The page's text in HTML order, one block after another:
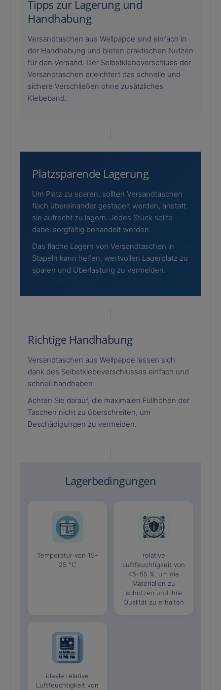
Tipps zur Lagerung und
Handhabung
Versandtaschen aus Wellpappe sind einfach in
der Handhabung und bieten praktischen Nutzen
für den Versand. Der Selbstklebeverschluss der
Versandtaschen erleichtert das schnelle und
sichere Verschließen ohne zusätzliches
Klebeband.
Platzsparende Lagerung
Um Platz zu sparen, sollten Versandtaschen
flach übereinander gestapelt werden, anstatt
sie aufrecht zu lagern. Jedes Stück sollte
dabei sorgfältig behandelt werden.
Das flache Lagern von Versandtaschen in
Stapeln kann helfen, wertvollen Lagerplatz zu
sparen und Überlastung zu vermeiden.
Richtige Handhabung
Versandtaschen aus Wellpappe lassen sich
dank des Selbstklebeverschlusses einfach und
schnell handhaben.
Achten Sie darauf, die maximalen Füllhöhen der
Taschen nicht zu überschreiten, um
Beschädigungen zu vermeiden.
Lagerbedingungen
Temperatur von 15–
25 °C
relative
Luftfeuchtigkeit von
45–55 %, um die
Materialien zu
schützen und ihre
Qualität zu erhalten
ideale relative
Luftfeuchtigkeit von